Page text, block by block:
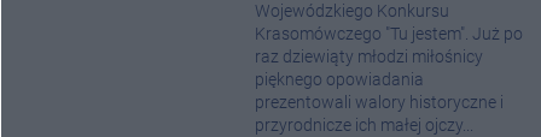
Wojewódzkiego Konkursu
Krasomówczego "Tu jestem". Już po
raz dziewiąty młodzi miłośnicy
pięknego opowiadania
prezentowali walory historyczne i
przyrodnicze ich małej ojczy...